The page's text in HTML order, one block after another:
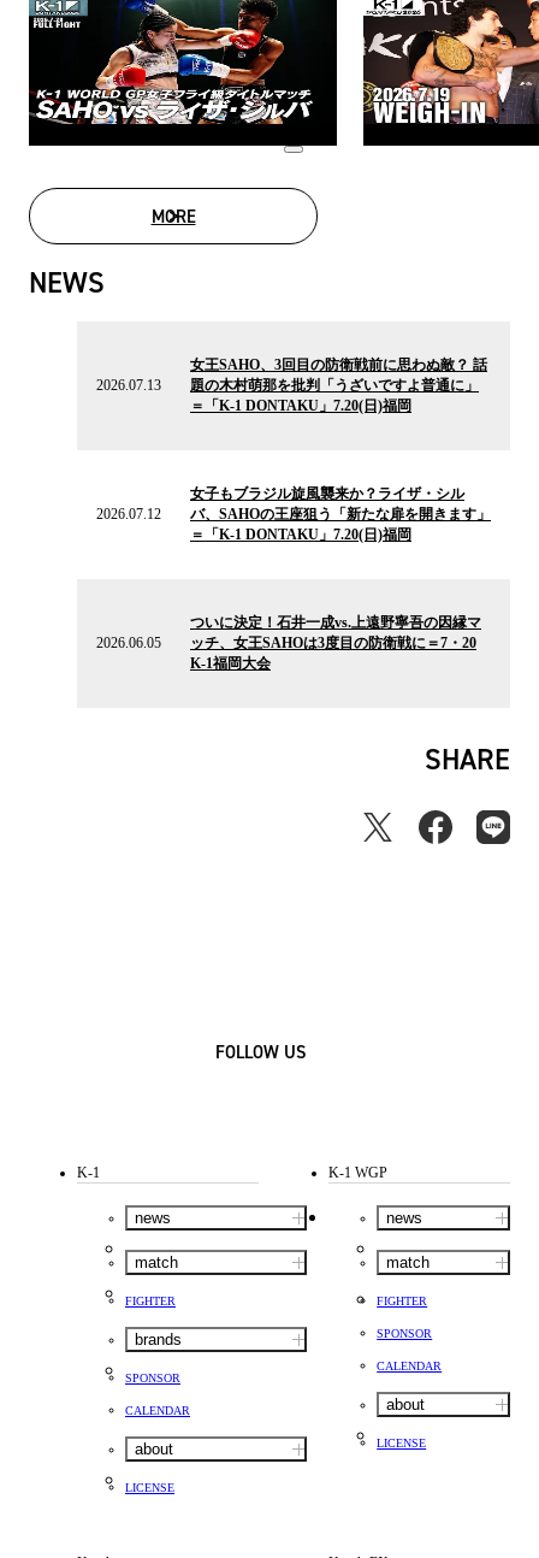
MOREMOVIE LIST
NEWS
2026.07.13
女王SAHO、3回目の防衛戦前に思わぬ敵？ 話
題の木村萌那を批判「うざいですよ普通に」
＝「K-1 DONTAKU」7.20(日)福岡
2026.07.12
女子もブラジル旋風襲来か？ライザ・シル
バ、SAHOの王座狙う「新たな扉を開きます」
＝「K-1 DONTAKU」7.20(日)福岡
2026.06.05
ついに決定！石井一成vs.上遠野寧吾の因縁マ
ッチ、女王SAHOは3度目の防衛戦に＝7・20
K-1福岡大会
SHARE
FOLLOW US
K-1
news
match
FIGHTER
brands
SPONSOR
CALENDAR
about
LICENSE
K-1 WGP
news
match
FIGHTER
SPONSOR
CALENDAR
about
LICENSE